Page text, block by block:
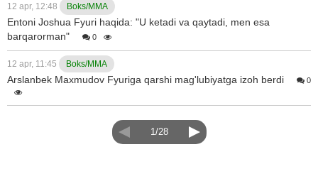
12 apr, 12:48 Boks/MMA
Entoni Joshua Fyuri haqida: "U ketadi va qaytadi, men esa
barqarorman"
0
12 apr, 11:45 Boks/MMA
Arslanbek Maxmudov Fyuriga qarshi mag'lubiyatga izoh berdi 0
1/28